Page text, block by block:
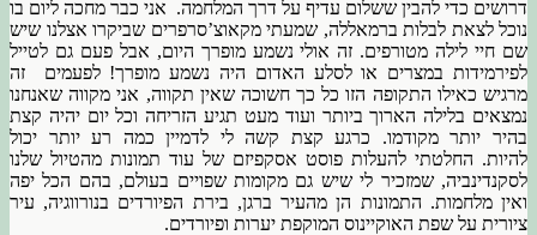
דרושים כדי להבין ששלום עדיף על דרך המלחמה. אני כבר מחכה ליום בו
נוכל לצאת לבלות ברמאללה, שמעתי מקאוצ’סרפרים שביקרו אצלנו שיש
שם חיי לילה מטורפים. זה אולי נשמע מופרך היום, אבל פעם גם לטייל
לפירמידות במצרים או לסלע האדום היה נשמע מופרך! לפעמים זה
מרגיש כאילו התקופה הזו כל כך חשוכה שאין תקווה, אני מקווה שאנחנו
נמצאים בלילה הארוך ביותר ועוד מעט תגיע הזריחה וכל יום יהיה קצת
בהיר יותר מקודמו. כרגע קצת קשה לי לדמיין כמה רע יותר יכול
להיות. החלטתי להעלות פוסט אסקפיזם של עוד תמונות מהטיול שלנו
לסקנדינביה, שמזכיר לי שיש גם מקומות שפויים בעולם, בהם הכל יפה
ואין מלחמות. התמונות הן מהעיר ברגן, בירת הפיורדים בנורווגיה, עיר
ציורית על שפת האוקיינוס המוקפת יערות ופיורדים.